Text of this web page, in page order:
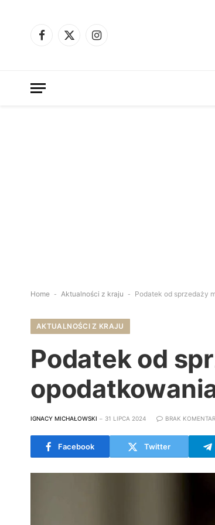
Facebook
X
Instagram
Home - Aktualności z kraju - Podatek od sprzedaży
AKTUALNOŚCI Z KRAJU
Podatek od
IGNACY MICHAŁOWSKI 31 LIPCA 2024 BRAK
Facebook Twitter